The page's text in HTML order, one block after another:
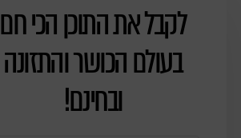
ניוזלטר
לקבל את התוכן הכי חם
בעולם הכושר והתזונה
ובחינם!